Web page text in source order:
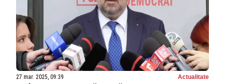
27 mar. 2025, 09:39 Actualitate